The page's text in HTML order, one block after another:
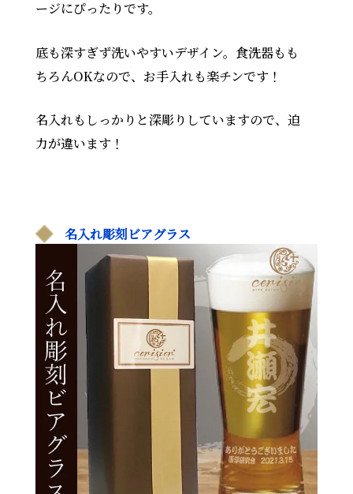
ージにぴったりです。
底も深すぎず洗いやすいデザイン。食洗器もも
ちろんOKなので、お手入れも楽チンです！
名入れもしっかりと深彫りしていますので、迫
力が違います！
名入れ彫刻ビアグラス